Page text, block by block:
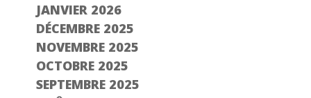
JANVIER 2026
DÉCEMBRE 2025
NOVEMBRE 2025
OCTOBRE 2025
SEPTEMBRE 2025